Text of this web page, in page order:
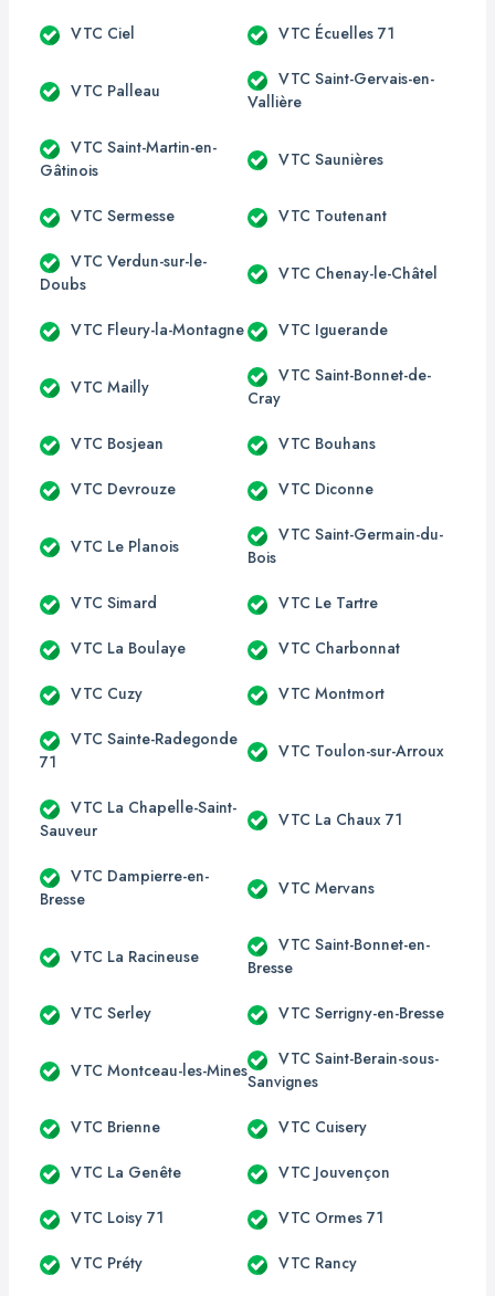
VTC Ciel VTC Écuelles 71
VTC Palleau
VTC Saint-Gervais-en-
Vallière
VTC Saint-Martin-en-
Gâtinois
VTC Saunières
VTC Sermesse VTC Toutenant
VTC Verdun-sur-le-
Doubs
VTC Chenay-le-Châtel
VTC Fleury-la-Montagne VTC Iguerande
VTC Mailly
VTC Saint-Bonnet-de-
Cray
VTC Bosjean VTC Bouhans
VTC Devrouze VTC Diconne
VTC Le Planois
VTC Saint-Germain-du-
Bois
VTC Simard VTC Le Tartre
VTC La Boulaye VTC Charbonnat
VTC Cuzy VTC Montmort
VTC Sainte-Radegonde
71
VTC Toulon-sur-Arroux
VTC La Chapelle-Saint-
Sauveur
VTC La Chaux 71
VTC Dampierre-en-
Bresse
VTC Mervans
VTC La Racineuse
VTC Saint-Bonnet-en-
Bresse
VTC Serley VTC Serrigny-en-Bresse
VTC Montceau-les-Mines
VTC Saint-Berain-sous-
Sanvignes
VTC Brienne VTC Cuisery
VTC La Genête VTC Jouvençon
VTC Loisy 71 VTC Ormes 71
VTC Préty VTC Rancy